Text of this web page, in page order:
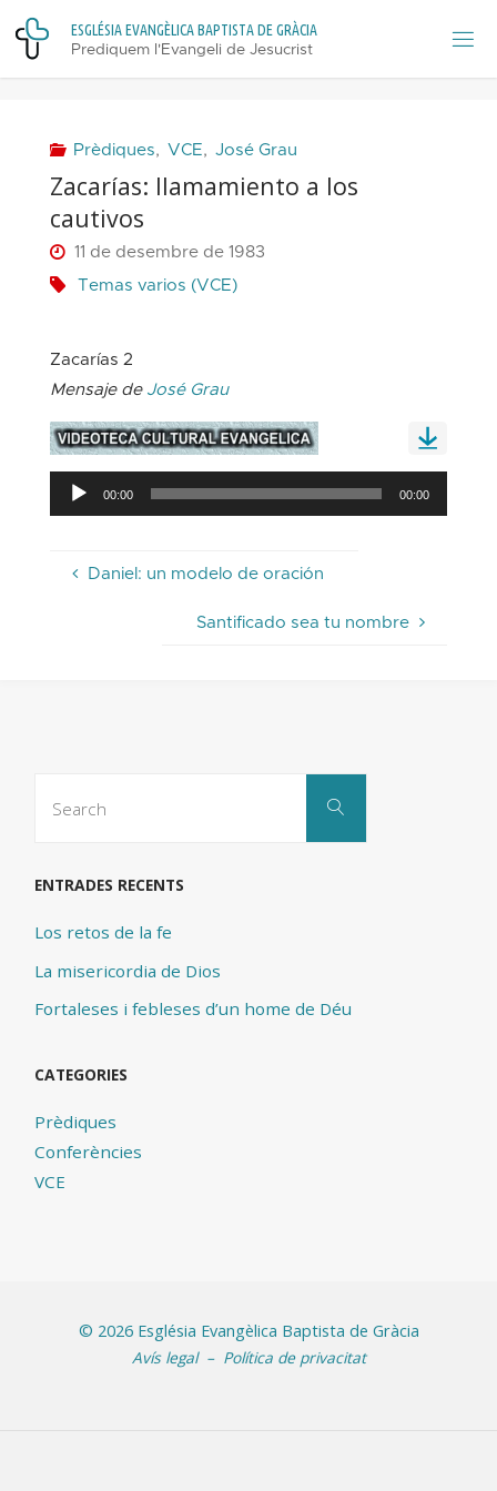
Skip
content
ESGLÉSIAEVANGÈLICABAPTISTADE GRÀCIA
Prediquem l'Evangeli de Jesucrist
Prèdiques, VCE, José Grau
Zacarías: llamamiento a los
cautivos
11 de desembre de 1983
Temas varios (VCE)
Zacarías 2
Mensaje de José Grau
Reproductor
d'àudio
00:00 00:00
Daniel: un modelo de oración
Santificado sea tu nombre
Search
ENTRADES RECENTS
Los retos de la fe
La misericordia de Dios
Fortaleses i febleses d’un home de Déu
CATEGORIES
Prèdiques
Conferències
VCE
© 2026 Església Evangèlica Baptista de Gràcia
Avís legal– Política de privacitat